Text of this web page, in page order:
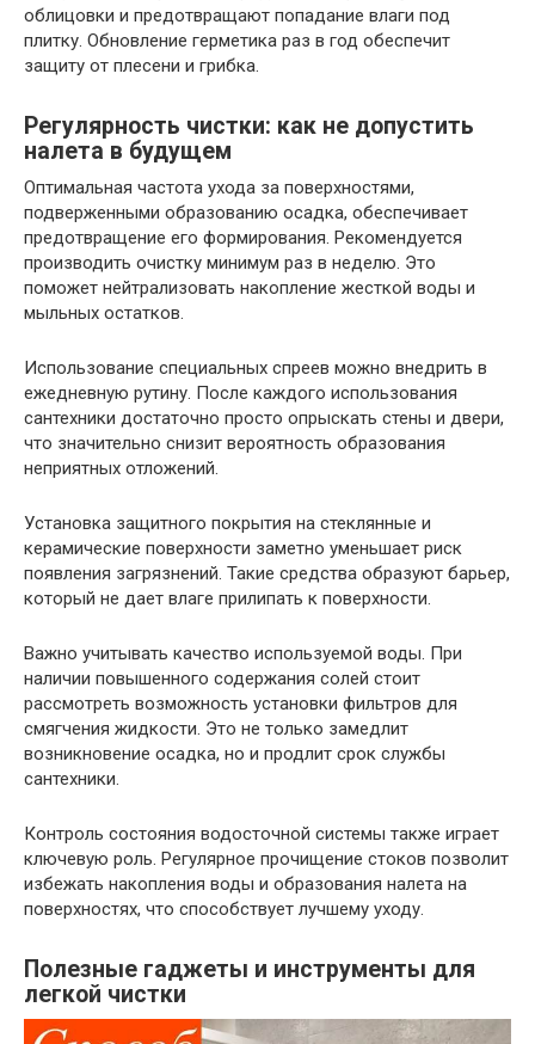
облицовки и предотвращают попадание влаги под
плитку. Обновление герметика раз в год обеспечит
защиту от плесени и грибка.
Регулярность чистки: как не допустить
налета в будущем
Оптимальная частота ухода за поверхностями,
подверженными образованию осадка, обеспечивает
предотвращение его формирования. Рекомендуется
производить очистку минимум раз в неделю. Это
поможет нейтрализовать накопление жесткой воды и
мыльных остатков.
Использование специальных спреев можно внедрить в
ежедневную рутину. После каждого использования
сантехники достаточно просто опрыскать стены и двери,
что значительно снизит вероятность образования
неприятных отложений.
Установка защитного покрытия на стеклянные и
керамические поверхности заметно уменьшает риск
появления загрязнений. Такие средства образуют барьер,
который не дает влаге прилипать к поверхности.
Важно учитывать качество используемой воды. При
наличии повышенного содержания солей стоит
рассмотреть возможность установки фильтров для
смягчения жидкости. Это не только замедлит
возникновение осадка, но и продлит срок службы
сантехники.
Контроль состояния водосточной системы также играет
ключевую роль. Регулярное прочищение стоков позволит
избежать накопления воды и образования налета на
поверхностях, что способствует лучшему уходу.
Полезные гаджеты и инструменты для
легкой чистки